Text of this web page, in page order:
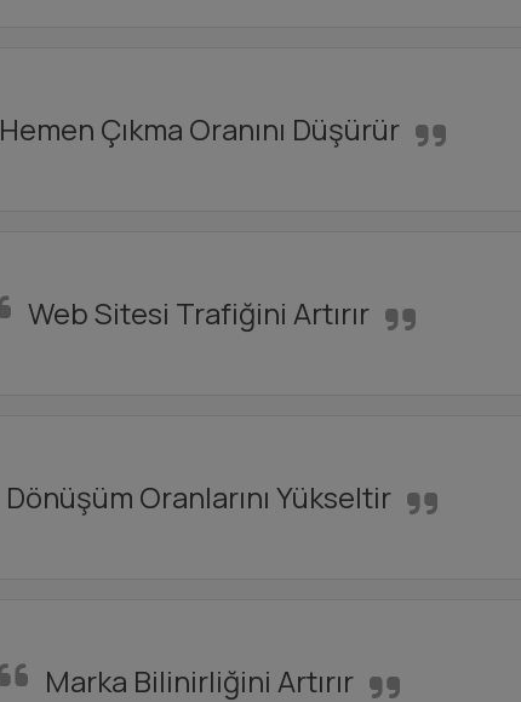
Hemen Çıkma Oranını Düşürür
Web Sitesi Trafiğini Artırır
Dönüşüm Oranlarını Yükseltir
Marka Bilinirliğini Artırır